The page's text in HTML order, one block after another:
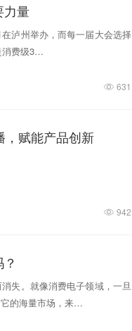
力量
泸州举办，而每一届大会选择
消费级3…
631
，赋能产品创新
942
失。就像消费电子领域，一旦
的海量市场，来…